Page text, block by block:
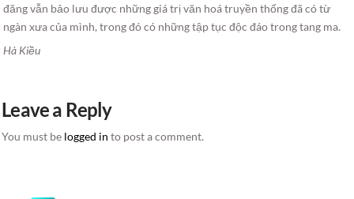
đăng vẫn bảo lưu được những giá trị văn hoá truyền thống đã có từ
ngàn xưa của mình, trong đó có những tập tục độc đáo trong tang ma.
Hà Kiều
Leave a Reply
You must be logged in to post a comment.